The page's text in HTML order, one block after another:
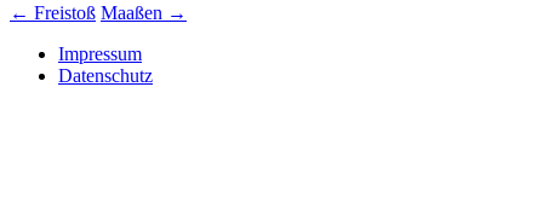
Beitrags-
Navigation
← Freistoß Maaßen →
Impressum
Datenschutz